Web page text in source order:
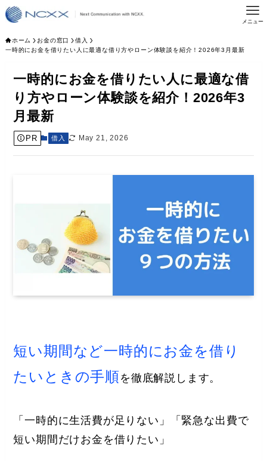
メニュー
ホーム お金の窓口
借入
一時的にお金を借りたい人に最適な借り方やローン体験談を紹介！2026年3月最新
一時的にお金を借りたい人に最適な借
り方やローン体験談を紹介！2026年3
月最新
PR 借入 May 21, 2026
短い期間など一時的にお金を借り
たいときの手順を徹底解説します。
「一時的に生活費が足りない」「緊急な出費で
短い期間だけお金を借りたい」